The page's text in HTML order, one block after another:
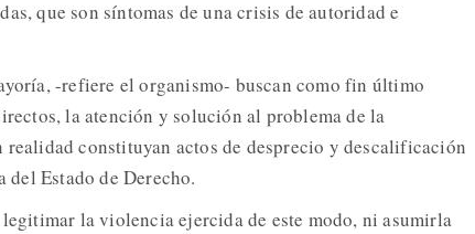
que son síntomas de una crisis de autoridad e
-refiere el organismo- buscan como fin último
la atención y solución al problema de la
realidad constituyan actos de desprecio y descalificación
Estado de Derecho.
la violencia ejercida de este modo, ni asumirla